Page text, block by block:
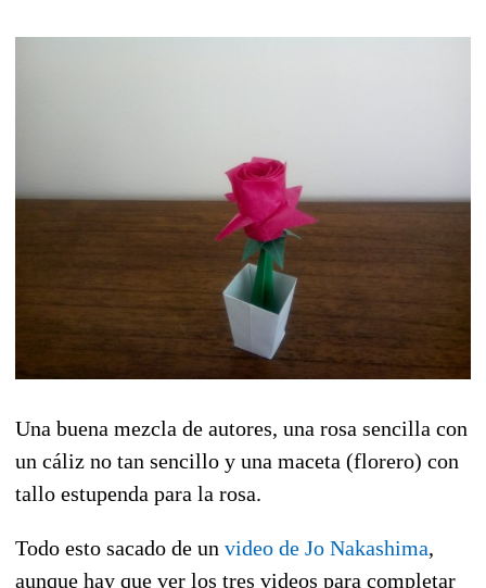
Una buena mezcla de autores, una rosa sencilla con
un cáliz no tan sencillo y una maceta (florero) con
tallo estupenda para la rosa.
Todo esto sacado de un video de Jo Nakashima,
aunque hay que ver los tres videos para completar